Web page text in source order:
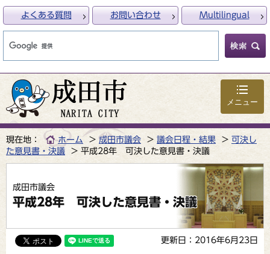
メニュー
よくある質問 お問い合わせ Multilingual
現在地： ホーム 成田市議会 議会日程・結果
可決し
た意見書・決議
平成28年 可決した意見書・決議
成田市議会
平成28年 可決した意見書・決議
更新日：2016年6月23日